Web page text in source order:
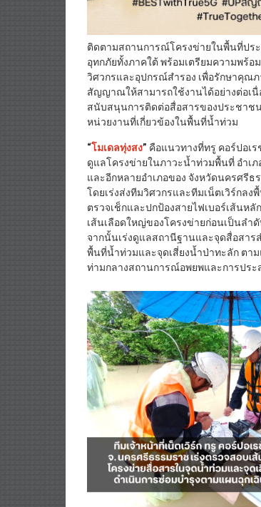
ติดตามสถานการณ์โครงข่ายในพื้นที่ปร
อุทกภัยทั้งภาคใต้ พร้อมเตรียมความพร้อ
วิศวกรและอุปกรณ์สำรอง เพื่อรักษาคุณ
สัญญาณให้สามารถใช้งานได้อย่างต่อเนื่
สนับสนุนการติดต่อสื่อสารของประชาช
หน่วยงานที่เกี่ยวข้องในพื้นที่น้ำท่วม
“โมเดลทุ่งสง” คือแนวทางที่ทรู คอร์ปอเ
ดูแลโครงข่ายในภาวะน้ำท่วมพื้นที่ อำเภ
และอีกหลายอำเภอของ จังหวัดนครศรีธ
โดยเร่งส่งทีมวิศวกรและทีมเน็ตเวิร์กลง
ตรวจเช็กและปกป้องสายไฟเบอร์เส้นหลั
เส้นเลือดใหญ่ของโครงข่ายก่อนเป็นลำ
จากนั้นเร่งดูแลสถานีฐานและจุดสื่อสา
พื้นที่น้ำท่วมและจุดเสี่ยงน้ำป่าทะลัก ตา
ท่ามกลางสถานการณ์อพยพและการประ